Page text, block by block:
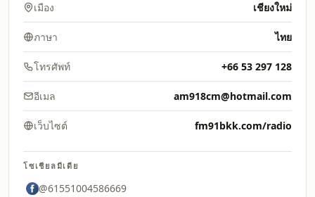
เมือง เชียงใหม่
ภาษา ไทย
โทรศัพท์ +66 53 297 128
อีเมล am918cm@hotmail.com
เว็บไซต์ fm91bkk.com/radio
โซเชียลมีเดีย
@61551004586669